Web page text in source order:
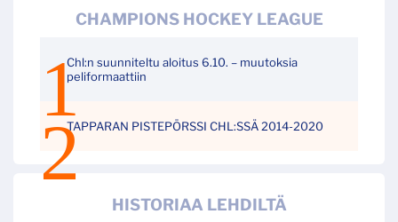
CHAMPIONS HOCKEY LEAGUE
Chl:n suunniteltu aloitus 6.10. – muutoksia
peliformaattiin
TAPPARAN PISTEPÖRSSI CHL:SSÄ 2014-2020
HISTORIAA LEHDILTÄ